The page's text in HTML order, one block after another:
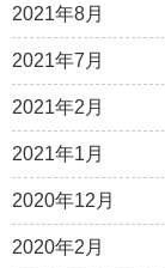
2021年8月
2021年7月
2021年2月
2021年1月
2020年12月
2020年2月